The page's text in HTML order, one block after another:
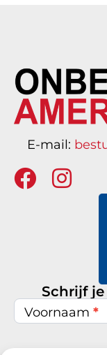
E-mail:
Schrijf
Nieuwsbrief
inschrijven
Voornaam *